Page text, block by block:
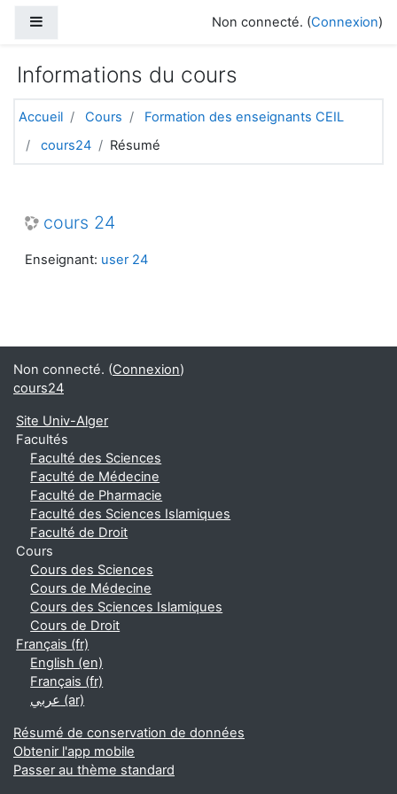
Non connecté. (Connexion)
Informations du cours
Accueil Cours
Formation des enseignants CEIL
cours24
Résumé
cours 24
Enseignant: user 24
Non connecté. (Connexion)
cours24
Site Univ-Alger
Facultés
Faculté des Sciences
Faculté de Médecine
Faculté de Pharmacie
Faculté des Sciences Islamiques
Faculté de Droit
Cours
Cours des Sciences
Cours de Médecine
Cours des Sciences Islamiques
Cours de Droit
Français ‎(fr)‎
English ‎(en)‎
Français ‎(fr)‎
عربي ‎(ar)‎
Résumé de conservation de données
Obtenir l'app mobile
Passer au thème standard